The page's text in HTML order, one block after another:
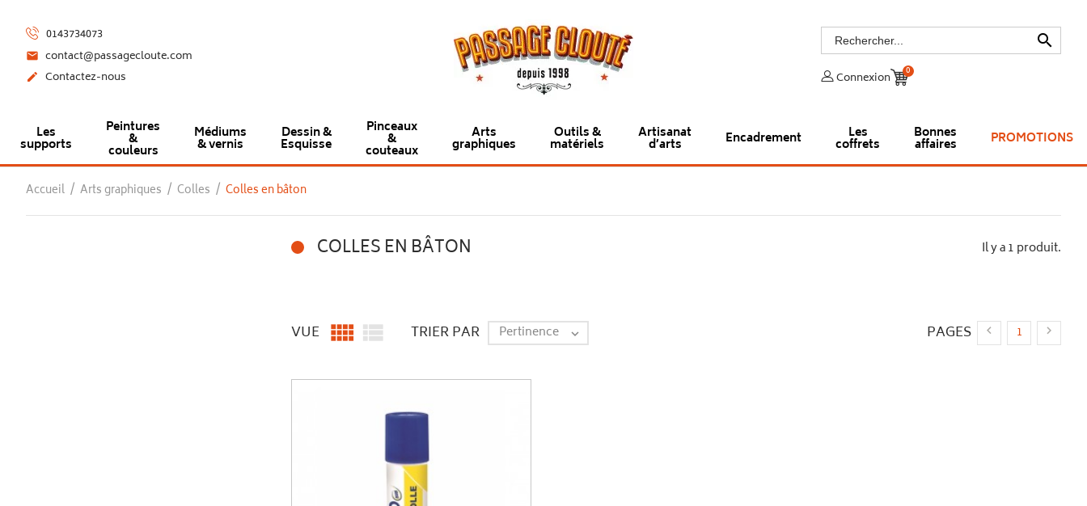
0143734073
 contact@passagecloute.com
 Contactez-nous

Connexion 0
Les
supports
Peintures
&
couleurs
Médiums
& vernis
Dessin &
Esquisse
Pinceaux
&
couteaux
Arts
graphiques
Outils &
matériels
Artisanat
d’arts Encadrement Les
coffrets
Bonnes
affaires PROMOTIONS
Accueil Arts graphiques Colles Colles en bâton
COLLES EN BÂTON Il y a 1 produit.
VUE   TRIER PAR Pertinence  PAGES  1 